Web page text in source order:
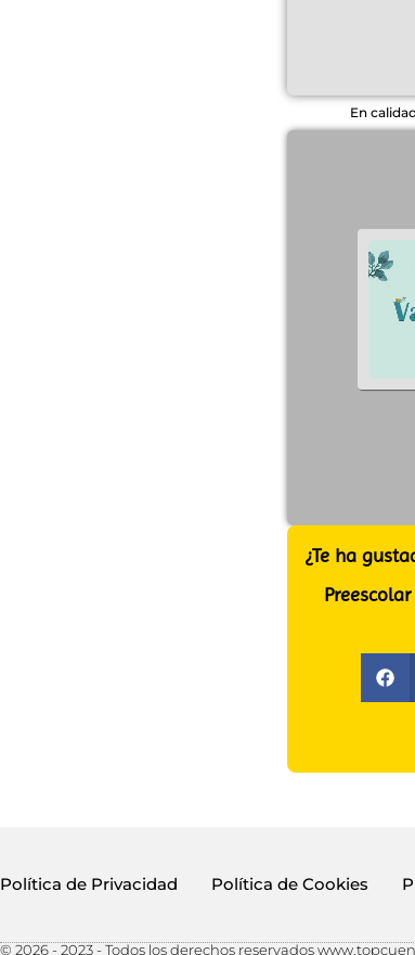
En
¿Te ha
Política de Privacidad Política de Cookies
© 2026 - 2023 - Todos los derechos reservados